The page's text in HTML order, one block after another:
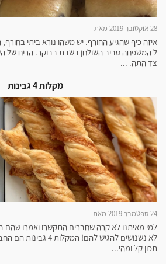
28 אוקטובר 2019 מאת
איזה כיף שהגיע החורף. יש משהו נורא ביתי
ל המשפחה סביב השולחן בשבת בבוקר. הריח של
צד התה. ...
מקלות 4 גבינות
24 ספטמבר 2019 מאת
למי מאיתנו לא קרה שחברים התקשרו ואמרו שהם
לא נשנושים להגיש להם!
תכון קל ומהי...